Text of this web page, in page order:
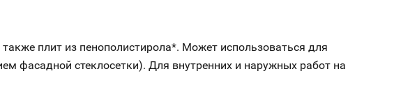
плит из пенополистирола*. Может использоваться для
фасадной стеклосетки). Для внутренних и наружных работ на